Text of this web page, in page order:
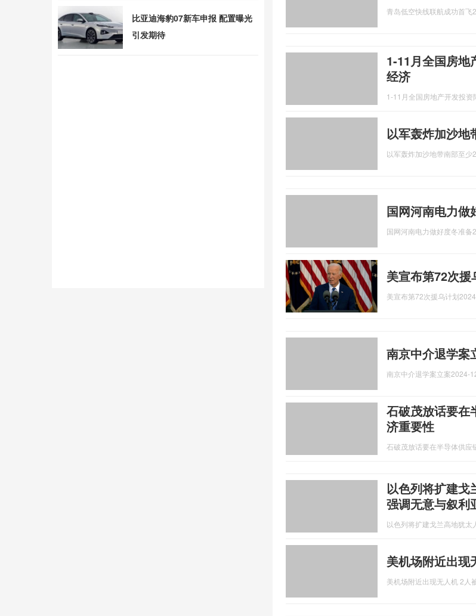
青岛低空快线联航成功首飞
1-11月全国房地
经济
1-11月全国房地产开发投资
以军轰炸加沙地
以军轰炸加沙地带南部至少
国网河南电力做
国网河南电力做好度冬准备
美宣布第72次
美宣布第72次援乌计划
南京中介退学案
南京中介退学案立案2024-
石破茂放话要在
济重要性
石破茂放话要在半导体供应
以色列将扩建戈
强调无意与叙利
以色列将扩建戈兰高地犹太
美机场附近出现
美机场附近出现无人机 2人
比亚迪海豹07新车申报 配置曝光
引发期待